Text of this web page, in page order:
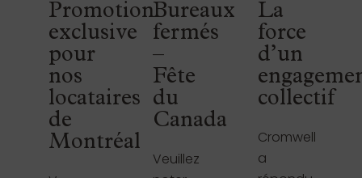
Promotion
exclusive
pour
nos
locataires
de
Montréal
Bureaux
fermés
–
Fête
du
Canada
Veuillez
La
force
d’un
collectif
Cromwell
a